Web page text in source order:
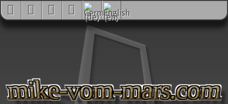
mike-vom-mars.com